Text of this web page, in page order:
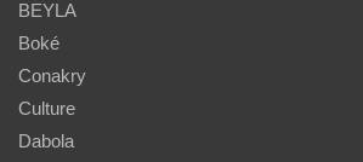
BEYLA
Boké
Conakry
Culture
Dabola